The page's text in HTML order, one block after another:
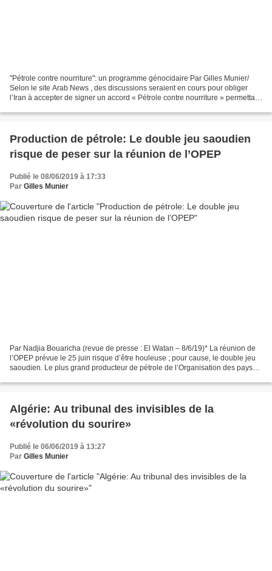
"Pétrole contre nourriture": un programme génocidaire Par Gilles Munier/
Selon le site Arab News , des discussions seraient en cours pour obliger
l’Iran à accepter de signer un accord « Pétrole contre nourriture » permettant
Production de pétrole: Le double jeu saoudien
risque de peser sur la réunion de l’OPEP
Publié le 08/06/2019 à 17:33
Par Gilles Munier
Par Nadjia Bouaricha (revue de presse : El Watan – 8/6/19)* La réunion de
l’OPEP prévue le 25 juin risque d’être houleuse ; pour cause, le double jeu
saoudien. Le plus grand producteur de pétrole de l’Organisation des pays
Algérie: Au tribunal des invisibles de la
«révolution du sourire»
Publié le 06/06/2019 à 13:27
Par Gilles Munier